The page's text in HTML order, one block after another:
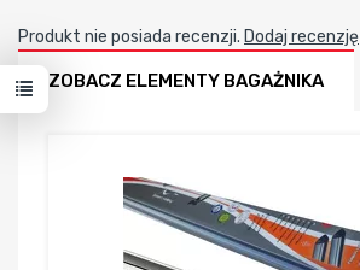
Produkt nie posiada recenzji. Dodaj recenzję
ZOBACZ ELEMENTY BAGAŻNIKA